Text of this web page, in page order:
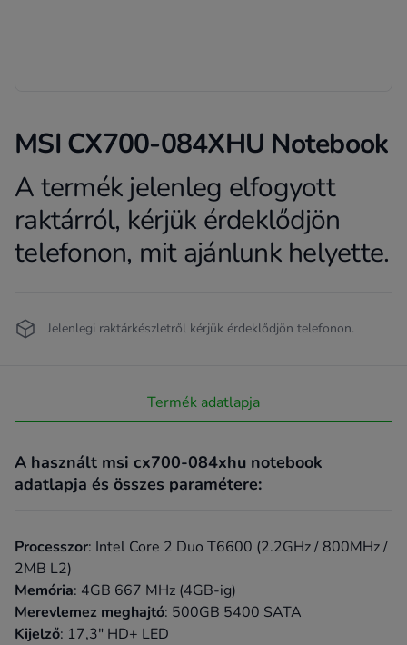
MSI CX700-084XHU Notebook
Product information
A termék jelenleg elfogyott
raktárról, kérjük érdeklődjön
telefonon, mit ajánlunk helyette.
Jelenlegi raktárkészletről kérjük érdeklődjön telefonon.
Termék adatlapja
A használt msi cx700-084xhu notebook
adatlapja és összes paramétere:
Processzor: Intel Core 2 Duo T6600 (2.2GHz / 800MHz /
2MB L2)
Memória: 4GB 667 MHz (4GB-ig)
Merevlemez meghajtó: 500GB 5400 SATA
Kijelző: 17,3" HD+ LED